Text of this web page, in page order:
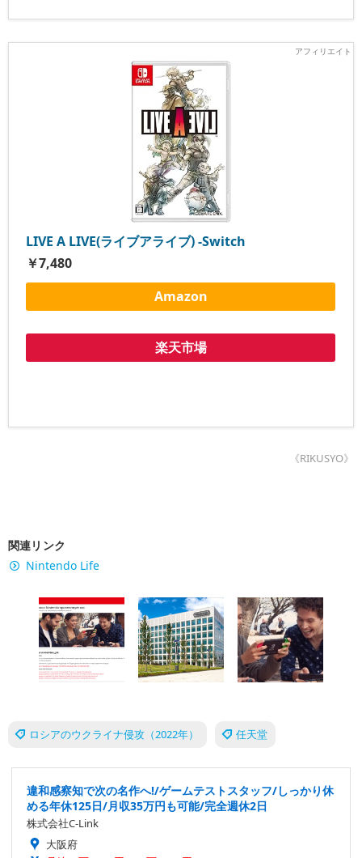
LIVE A LIVE(ライブアライブ) -Switch
￥7,480
Amazon
楽天市場
《RIKUSYO》
関連リンク
Nintendo Life
ロシアのウクライナ侵攻（2022年） 任天堂
違和感察知で次の名作へ!/ゲームテストスタッフ/しっかり休
める年休125日/月収35万円も可能/完全週休2日
株式会社C-Link
大阪府